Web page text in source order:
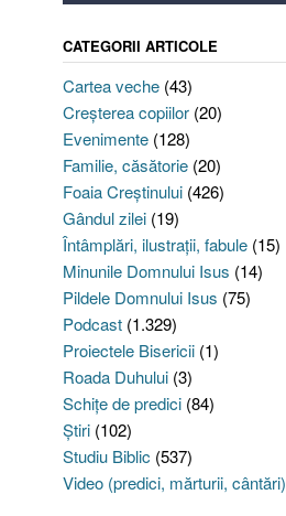
CATEGORII ARTICOLE
Cartea veche(43)
Creşterea copiilor(20)
Evenimente(128)
Familie, căsătorie(20)
Foaia Creştinului(426)
Gândul zilei(19)
Întâmplări, ilustraţii, fabule(15)
Minunile Domnului Isus (14)
Pildele Domnului Isus (75)
Podcast(1.329)
Proiectele Bisericii(1)
Roada Duhului(3)
Schiţe de predici(84)
Ştiri(102)
Studiu Biblic (537)
Video (predici, mărturii, cântări)